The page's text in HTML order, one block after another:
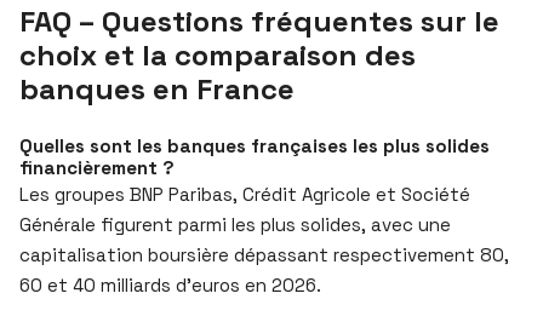
FAQ – Questions fréquentes sur le
choix et la comparaison des
banques en France
Quelles sont les banques françaises les plus solides
financièrement ?
Les groupes BNP Paribas, Crédit Agricole et Société
Générale figurent parmi les plus solides, avec une
capitalisation boursière dépassant respectivement 80,
60 et 40 milliards d’euros en 2026.